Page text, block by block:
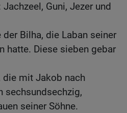
Guni, Jezer und
Bilha, die Laban seiner
hatte. Diese sieben gebar
mit Jakob nach
sechsundsechzig,
seiner Söhne.